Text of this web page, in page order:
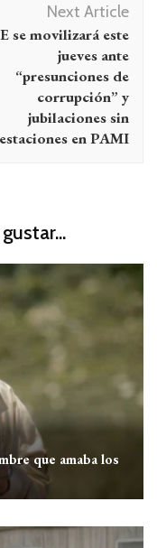
Next Article
se movilizará este
jueves ante
“presunciones de
corrupción” y
jubilaciones sin
en PAMI
que amaba los